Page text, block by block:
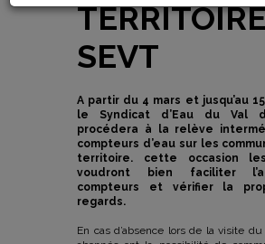
SEVT
A partir du 4 mars et jusqu’au
le Syndicat d’Eau du Val
procédera à la relève
compteurs d’eau sur les
territoire. cette occasion
voudront bien faciliter
compteurs et vérifier la
regards.
En cas d’absence lors de la visite